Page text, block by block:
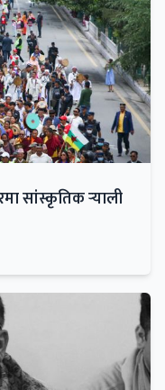
सांस्कृतिक र्‍याली